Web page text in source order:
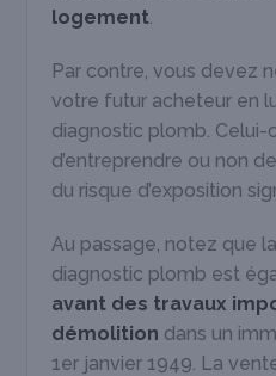
logement.
Par contre, vous devez
votre futur acheteur en
diagnostic plomb. Celui-
d’entreprendre ou non
du risque d’exposition
Au passage, notez que
diagnostic plomb est
avant des travaux
démolition dans un
1er janvier 1949. La